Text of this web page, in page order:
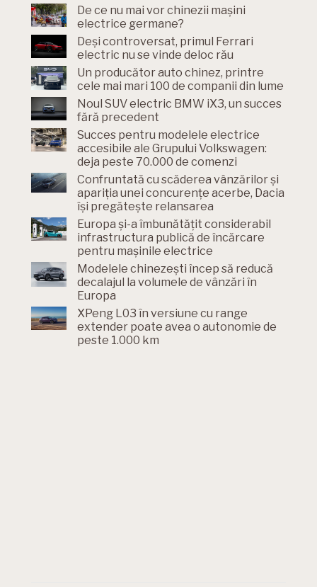
De ce nu mai vor chinezii mașini
electrice germane?
Deși controversat, primul Ferrari
electric nu se vinde deloc rău
Un producător auto chinez, printre
cele mai mari 100 de companii din lume
Noul SUV electric BMW iX3, un succes
fără precedent
Succes pentru modelele electrice
accesibile ale Grupului Volkswagen:
deja peste 70.000 de comenzi
Confruntată cu scăderea vânzărilor și
apariția unei concurențe acerbe, Dacia
își pregătește relansarea
Europa și-a îmbunătățit considerabil
infrastructura publică de încărcare
pentru mașinile electrice
Modelele chinezești încep să reducă
decalajul la volumele de vânzări în
Europa
XPeng L03 în versiune cu range
extender poate avea o autonomie de
peste 1.000 km